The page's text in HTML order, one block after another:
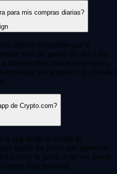
para mis compras diarias?
tarjetas integradas que te
para tus gastos del día a día.
moneda fiduciaria (como euros),
que las acepten con opciones
de Crypto.com?
la app desde tu tienda de
seguir los pasos que aparecen
y crear tu perfil. Una vez que tu
lista para usar.